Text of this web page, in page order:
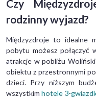
Czy
rodzinny wyjazd?
Międzyzdroje to idealne
pobytu możesz połączyć
atrakcje w pobliżu
obiektu z przestronnymi
dzieci. Przy niższym
wszystkim hotele 3-